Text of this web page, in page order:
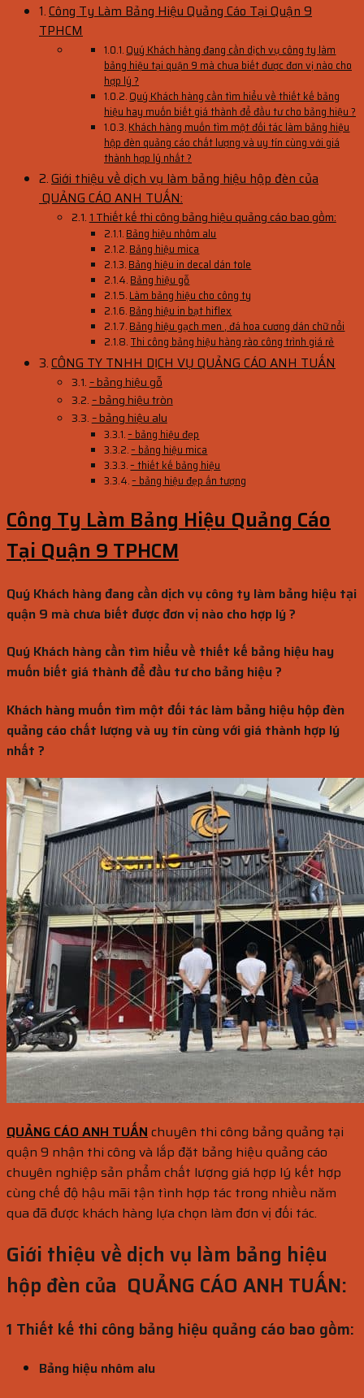
Công Ty Làm Bảng Hiệu Quảng Cáo Tại Quận 9
TPHCM
Quý Khách hàng đang cần dịch vụ công ty làm
bảng hiệu tại quận 9 mà chưa biết được đơn vị nào cho
hợp lý ?
Quý Khách hàng cần tìm hiểu về thiết kế bảng
hiệu hay muốn biết giá thành để đầu tư cho bảng hiệu ?
Khách hàng muốn tìm một đối tác làm bảng hiệu
hộp đèn quảng cáo chất lượng và uy tín cùng với giá
thành hợp lý nhất ?
Giới thiệu về dịch vụ làm bảng hiệu hộp đèn của
QUẢNG CÁO ANH TUẤN:
1 Thiết kế thi công bảng hiệu quảng cáo bao gồm:
Bảng hiệu nhôm alu
Bảng hiệu mica
Bảng hiệu in decal dán tole
Bảng hiệu gỗ
Làm bảng hiệu cho công ty
Bảng hiệu in bạt hiflex
Bảng hiệu gạch men , đá hoa cương dán chữ nổi
Thi công bảng hiệu hàng rào công trình giá rẻ
CÔNG TY TNHH DỊCH VỤ QUẢNG CÁO ANH TUẤN
– bảng hiệu gỗ
– bảng hiệu tròn
– bảng hiệu alu
– bảng hiệu đẹp
– bảng hiệu mica
– thiết kế bảng hiệu
– bảng hiệu đẹp ấn tượng
Công Ty Làm Bảng Hiệu Quảng Cáo
Tại Quận 9 TPHCM
Quý Khách hàng đang cần dịch vụ công ty làm bảng hiệu tại
quận 9 mà chưa biết được đơn vị nào cho hợp lý ?
Quý Khách hàng cần tìm hiểu về thiết kế bảng hiệu hay
muốn biết giá thành để đầu tư cho bảng hiệu ?
Khách hàng muốn tìm một đối tác làm bảng hiệu hộp đèn
quảng cáo chất lượng và uy tín cùng với giá thành hợp lý
nhất ?
QUẢNG CÁO ANH TUẤNchuyên thi công bảng quảng tại
quận 9 nhận thi công và lắp đặt bảng hiệu quảng cáo
chuyên nghiệp sản phẩm chất lượng giá hợp lý kết hợp
cùng chế độ hậu mãi tận tình hợp tác trong nhiều năm
qua đã được khách hàng lựa chọn làm đơn vị đối tác.
Giới thiệu về dịch vụ làm bảng hiệu
hộp đèn của QUẢNG CÁO ANH TUẤN:
1 Thiết kế thi công bảng hiệu quảng cáo bao gồm:
Bảng hiệu nhôm alu